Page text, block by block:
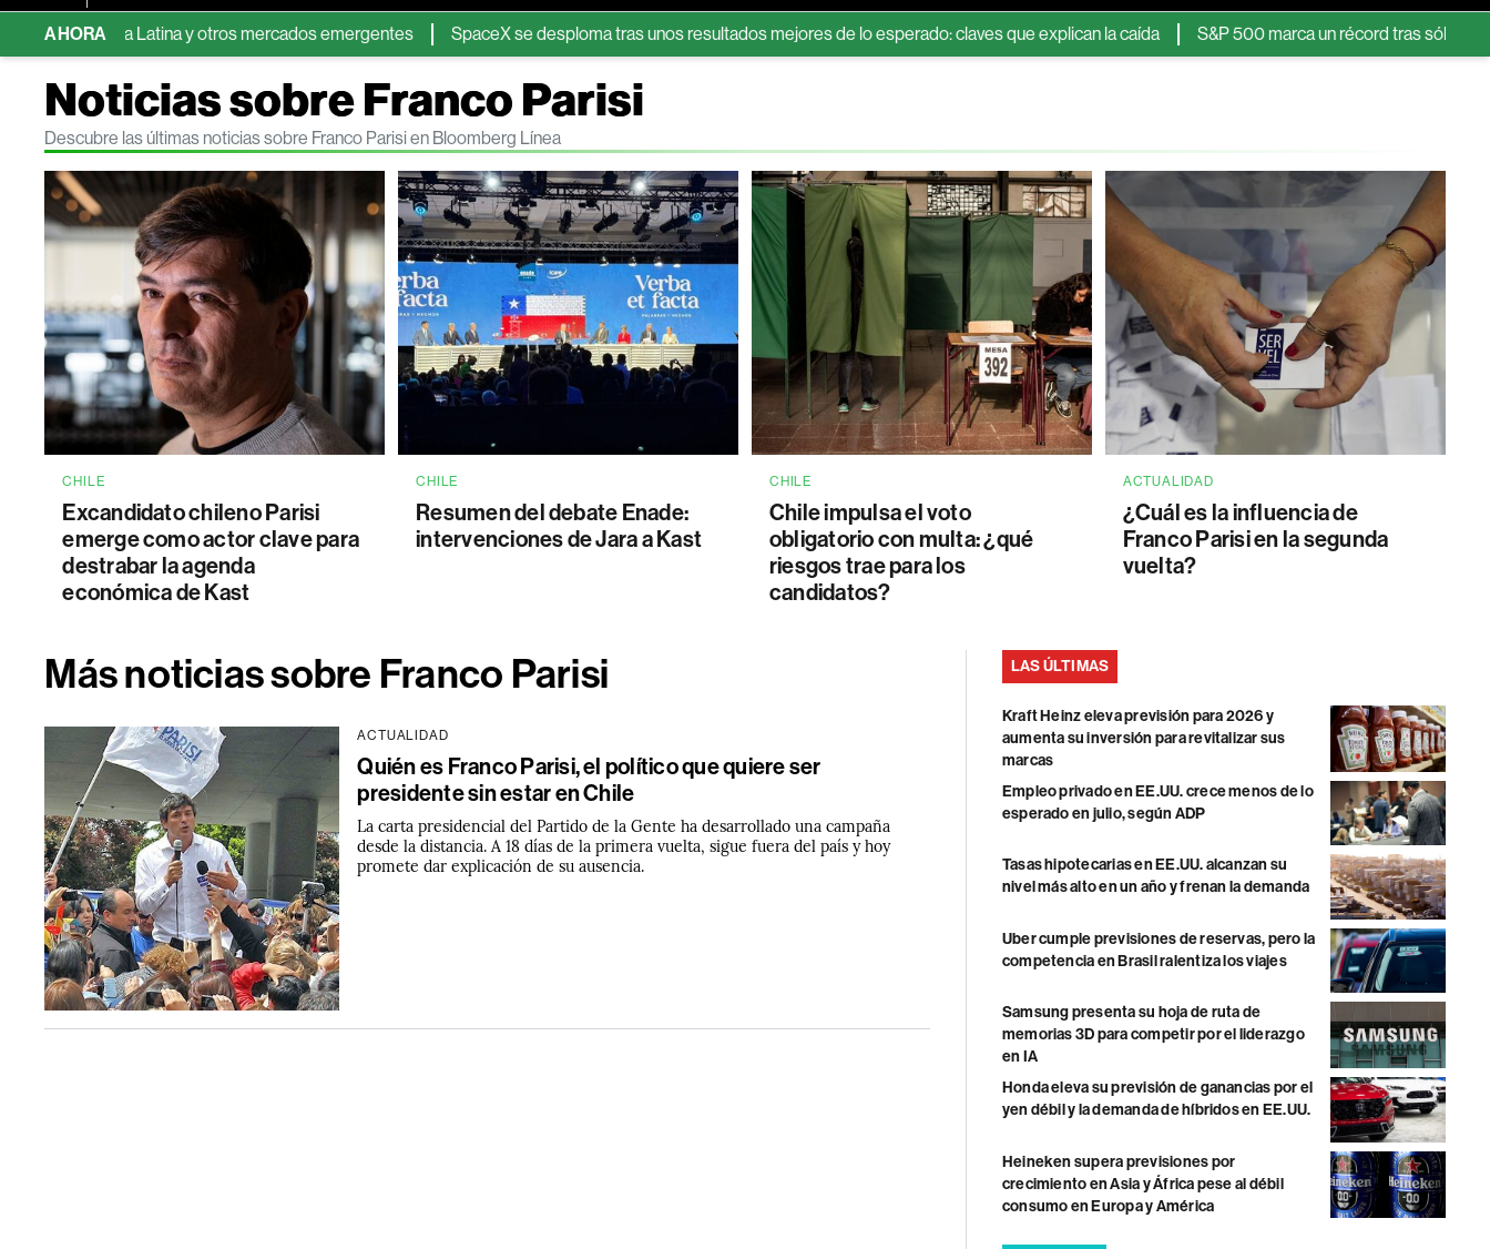
AHORA
Latina y otros mercados emergentes SpaceX se desploma tras unos resultados mejores de lo esperado: claves que explican la caída S&P 500 marca un récord tras sólidos
Noticias sobre Franco Parisi
Descubre las últimas noticias sobre Franco Parisi en Bloomberg Línea
CHILE
Excandidato chileno Parisi
emerge como actor clave para
destrabar la agenda
económica de Kast
CHILE
Resumen del debate Enade:
intervenciones de Jara a Kast
CHILE
Chile impulsa el voto
obligatorio con multa: ¿qué
riesgos trae para los
candidatos?
ACTUALIDAD
¿Cuál es la influencia de
Franco Parisi en la segunda
vuelta?
Más noticias sobre Franco Parisi
ACTUALIDAD
Quién es Franco Parisi, el político que quiere ser
presidente sin estar en Chile
La carta presidencial del Partido de la Gente ha desarrollado una campaña
desde la distancia. A 18 días de la primera vuelta, sigue fuera del país y hoy
promete dar explicación de su ausencia.
LAS ÚLTIMAS
Kraft Heinz eleva previsión para 2026 y
aumenta su inversión para revitalizar sus
marcas
Empleo privado en EE.UU. crece menos de lo
esperado en julio, según ADP
Tasas hipotecarias en EE.UU. alcanzan su
nivel más alto en un año y frenan la demanda
Uber cumple previsiones de reservas, pero la
competencia en Brasil ralentiza los viajes
Samsung presenta su hoja de ruta de
memorias 3D para competir por el liderazgo
en IA
Honda eleva su previsión de ganancias por el
yen débil y la demanda de híbridos en EE.UU.
Heineken supera previsiones por
crecimiento en Asia y África pese al débil
consumo en Europa y América